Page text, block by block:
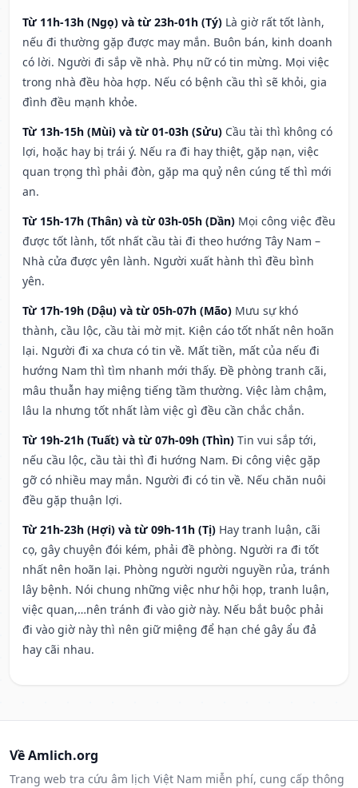
Từ 11h-13h (Ngọ) và từ 23h-01h (Tý) Là giờ rất tốt lành,
nếu đi thường gặp được may mắn. Buôn bán, kinh doanh
có lời. Người đi sắp về nhà. Phụ nữ có tin mừng. Mọi việc
trong nhà đều hòa hợp. Nếu có bệnh cầu thì sẽ khỏi, gia
đình đều mạnh khỏe.
Từ 13h-15h (Mùi) và từ 01-03h (Sửu) Cầu tài thì không có
lợi, hoặc hay bị trái ý. Nếu ra đi hay thiệt, gặp nạn, việc
quan trọng thì phải đòn, gặp ma quỷ nên cúng tế thì mới
an.
Từ 15h-17h (Thân) và từ 03h-05h (Dần) Mọi công việc đều
được tốt lành, tốt nhất cầu tài đi theo hướng Tây Nam –
Nhà cửa được yên lành. Người xuất hành thì đều bình
yên.
Từ 17h-19h (Dậu) và từ 05h-07h (Mão) Mưu sự khó
thành, cầu lộc, cầu tài mờ mịt. Kiện cáo tốt nhất nên hoãn
lại. Người đi xa chưa có tin về. Mất tiền, mất của nếu đi
hướng Nam thì tìm nhanh mới thấy. Đề phòng tranh cãi,
mâu thuẫn hay miệng tiếng tầm thường. Việc làm chậm,
lâu la nhưng tốt nhất làm việc gì đều cần chắc chắn.
Từ 19h-21h (Tuất) và từ 07h-09h (Thìn) Tin vui sắp tới,
nếu cầu lộc, cầu tài thì đi hướng Nam. Đi công việc gặp
gỡ có nhiều may mắn. Người đi có tin về. Nếu chăn nuôi
đều gặp thuận lợi.
Từ 21h-23h (Hợi) và từ 09h-11h (Tị) Hay tranh luận, cãi
cọ, gây chuyện đói kém, phải đề phòng. Người ra đi tốt
nhất nên hoãn lại. Phòng người người nguyền rủa, tránh
lây bệnh. Nói chung những việc như hội họp, tranh luận,
việc quan,…nên tránh đi vào giờ này. Nếu bắt buộc phải
đi vào giờ này thì nên giữ miệng để hạn ché gây ẩu đả
hay cãi nhau.
Về Amlich.org
Trang web tra cứu âm lịch Việt Nam miễn phí, cung cấp thông